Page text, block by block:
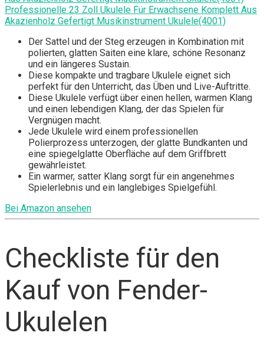
Professionelle 23 Zoll Ukulele Für Erwachsene Komplett Aus
Akazienholz Gefertigt Musikinstrument Ukulele(4001)
Der Sattel und der Steg erzeugen in Kombination mit
polierten, glatten Saiten eine klare, schöne Resonanz
und ein längeres Sustain.
Diese kompakte und tragbare Ukulele eignet sich
perfekt für den Unterricht, das Üben und Live-Auftritte.
Diese Ukulele verfügt über einen hellen, warmen Klang
und einen lebendigen Klang, der das Spielen für
Vergnügen macht.
Jede Ukulele wird einem professionellen
Polierprozess unterzogen, der glatte Bundkanten und
eine spiegelglatte Oberfläche auf dem Griffbrett
gewährleistet.
Ein warmer, satter Klang sorgt für ein angenehmes
Spielerlebnis und ein langlebiges Spielgefühl.
Bei Amazon ansehen
Checkliste für den
Kauf von Fender-
Ukulelen